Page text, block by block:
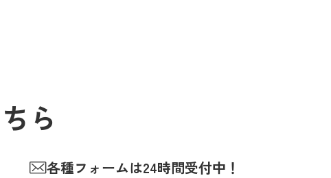
ら
各種フォームは24時間受付中！